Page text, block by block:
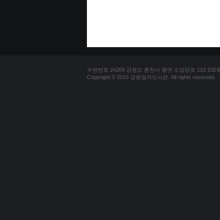
우편번호 24209 강원도 춘천시 동면 소양강로 110 102
Copyright © 2015 강원점자도서관. All rights reserved.